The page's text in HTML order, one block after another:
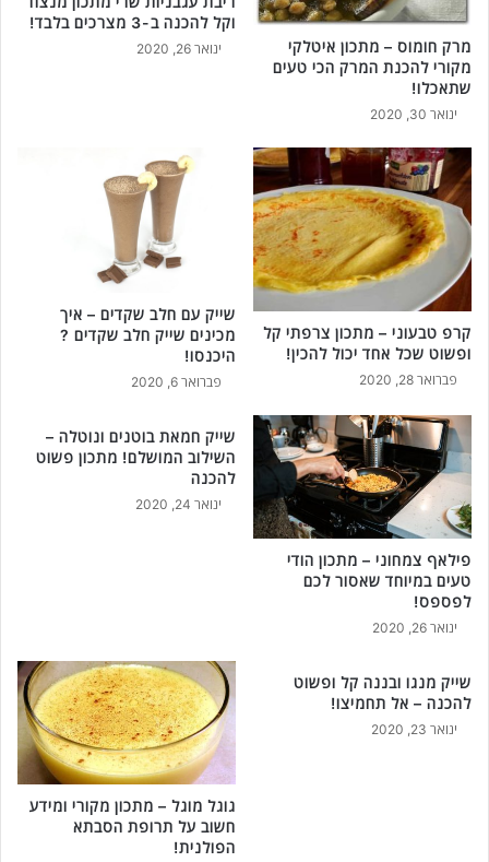
מרק חומוס – מתכון איטלקי
מקורי להכנת המרק הכי טעים
שתאכלו!
ינואר 30, 2020
וקל להכנה ב-3 מצרכים בלבד!
ינואר 26, 2020
קרפ טבעוני – מתכון צרפתי קל
ופשוט שכל אחד יכול להכין!
פברואר 28, 2020
שייק עם חלב שקדים – איך
מכינים שייק חלב שקדים ?
היכנסו!
פברואר 6, 2020
פילאף צמחוני – מתכון הודי
טעים במיוחד שאסור לכם
לפספס!
ינואר 26, 2020
שייק חמאת בוטנים ונוטלה –
השילוב המושלם! מתכון פשוט
להכנה
ינואר 24, 2020
שייק מנגו ובננה קל ופשוט
להכנה – אל תחמיצו!
ינואר 23, 2020
גוגל מוגל – מתכון מקורי ומידע
חשוב על תרופת הסבתא
הפולנית!